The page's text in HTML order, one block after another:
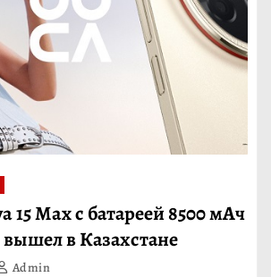
15 Max с батареей 8500 мАч
в Казахстане
Admin